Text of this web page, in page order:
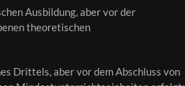
Ausbildung, aber vor der
theoretischen
Drittels, aber vor dem Abschluss von